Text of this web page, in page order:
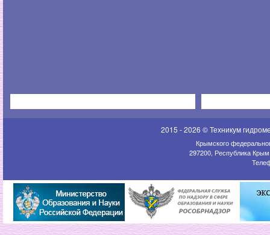
2015 - 2026 © Техникум
Крымского
297200, Республика